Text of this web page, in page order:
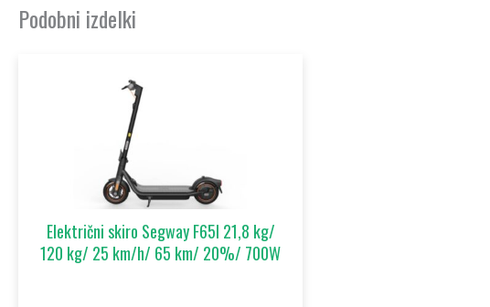
Podobni izdelki
Električni skiro Segway F65I 21,8 kg/
120 kg/ 25 km/h/ 65 km/ 20%/ 700W